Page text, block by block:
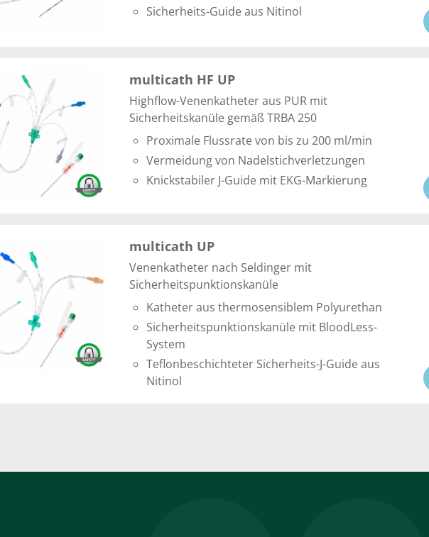
Sicherheits-Guide aus Nitinol
multicath HF UP
Highflow-Venenkatheter aus PUR mit
Sicherheitskanüle gemäß TRBA 250
Proximale Flussrate von bis zu 200 ml/min
Vermeidung von Nadelstichverletzungen
Knickstabiler J-Guide mit EKG-Markierung
multicath UP
Venenkatheter nach Seldinger mit
Sicherheitspunktionskanüle
Katheter aus thermosensiblem Polyurethan
Sicherheitspunktionskanüle mit BloodLess-
System
Teflonbeschichteter Sicherheits-J-Guide aus
Nitinol